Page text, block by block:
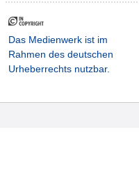
Das Medienwerk ist im
Rahmen des deutschen
Urheberrechts nutzbar.